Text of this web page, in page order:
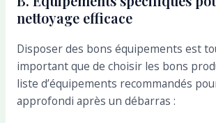
nettoyage efficace
Disposer des bons équipements est
important que de choisir les bons
liste d’équipements recommandés
approfondi après un débarras :